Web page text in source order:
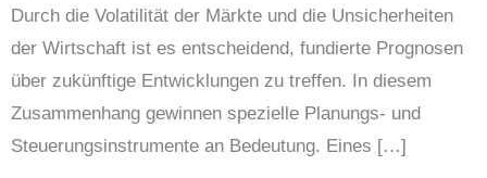
Durch die Volatilität der Märkte und die Unsicherheiten
der Wirtschaft ist es entscheidend, fundierte Prognosen
über zukünftige Entwicklungen zu treffen. In diesem
Zusammenhang gewinnen spezielle Planungs- und
Steuerungsinstrumente an Bedeutung. Eines […]